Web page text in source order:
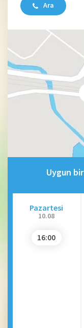
Ara
Uygun
Pazartesi
10.08
16:00